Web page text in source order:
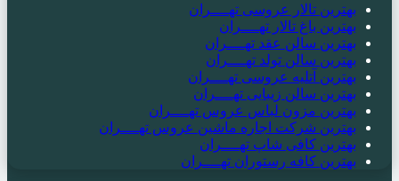
بهترین تالار عروسی تهــــران
بهترین باغ تالار تهــــران
بهترین سالن عقد تهــــران
بهترین سالن تولد تهــــران
بهترین آتلیه عروسی تهــــران
بهترین سالن زیبایی تهــــران
بهترین مزون لباس عروس تهــــران
بهترین شرکت اجاره ماشین عروس تهــــران
بهترین کافی شاپ تهــــران
بهترین کافه رستوران تهــــران